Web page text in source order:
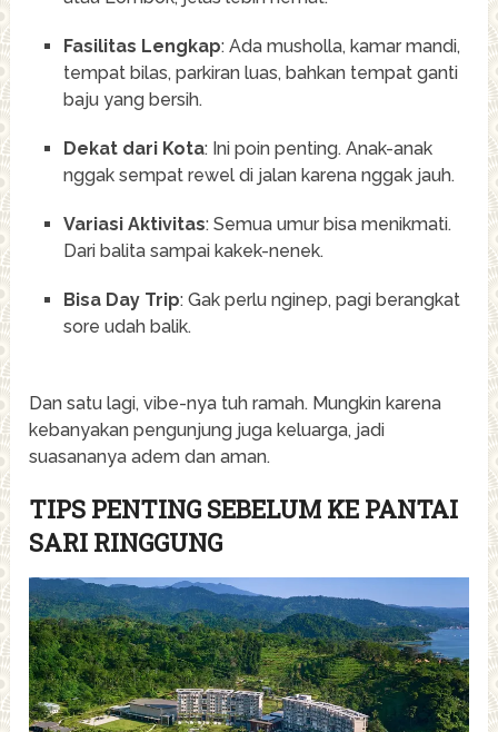
Fasilitas Lengkap: Ada musholla, kamar mandi,
tempat bilas, parkiran luas, bahkan tempat ganti
baju yang bersih.
Dekat dari Kota: Ini poin penting. Anak-anak
nggak sempat rewel di jalan karena nggak jauh.
Variasi Aktivitas: Semua umur bisa menikmati.
Dari balita sampai kakek-nenek.
Bisa Day Trip: Gak perlu nginep, pagi berangkat
sore udah balik.
Dan satu lagi, vibe-nya tuh ramah. Mungkin karena
kebanyakan pengunjung juga keluarga, jadi
suasananya adem dan aman.
TIPS PENTING SEBELUM KE PANTAI
SARI RINGGUNG